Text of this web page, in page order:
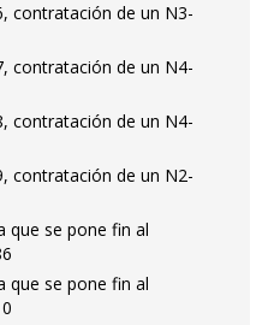
contratación de un N3-
contratación de un N4-
contratación de un N4-
contratación de un N2-
que se pone fin al
que se pone fin al